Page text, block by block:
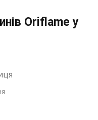
Oriflame у